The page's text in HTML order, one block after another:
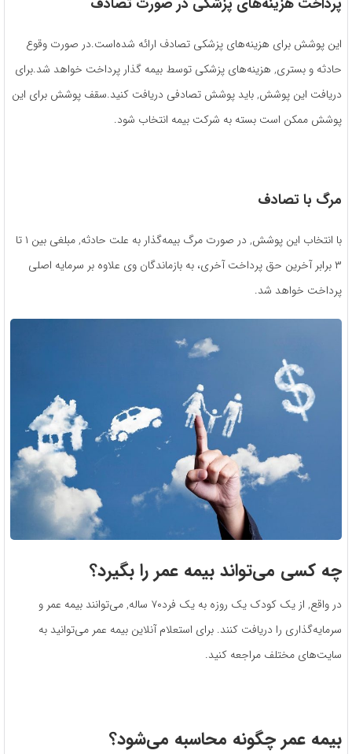
این پوشش برای هزینه‌های پزشکی تصادف ارائه شده‌است.در صورت وقوع
حادثه و بستری, هزینه‌های پزشکی توسط بیمه گذار پرداخت خواهد شد.برای
دریافت این پوشش, باید پوشش تصادفی دریافت کنید.سقف پوشش برای این
پوشش ممکن است بسته به شرکت بیمه انتخاب شود.
مرگ با تصادف
با انتخاب این پوشش, در صورت مرگ بیمه‌گذار به علت حادثه, مبلغی بین ۱ تا
۳ برابر آخرین حق پرداخت آخری، به بازماندگان وی علاوه بر سرمایه اصلی
پرداخت خواهد شد.
چه کسی می‌تواند بیمه عمر را بگیرد؟
در واقع, از یک کودک یک روزه به یک فرد۷۰ ساله, می‌توانند بیمه عمر و
سرمایه‌گذاری را دریافت کنند. برای استعلام آنلاین بیمه عمر می‌توانید به
سایت‌های مختلف مراجعه کنید.
بیمه عمر چگونه محاسبه می‌شود؟